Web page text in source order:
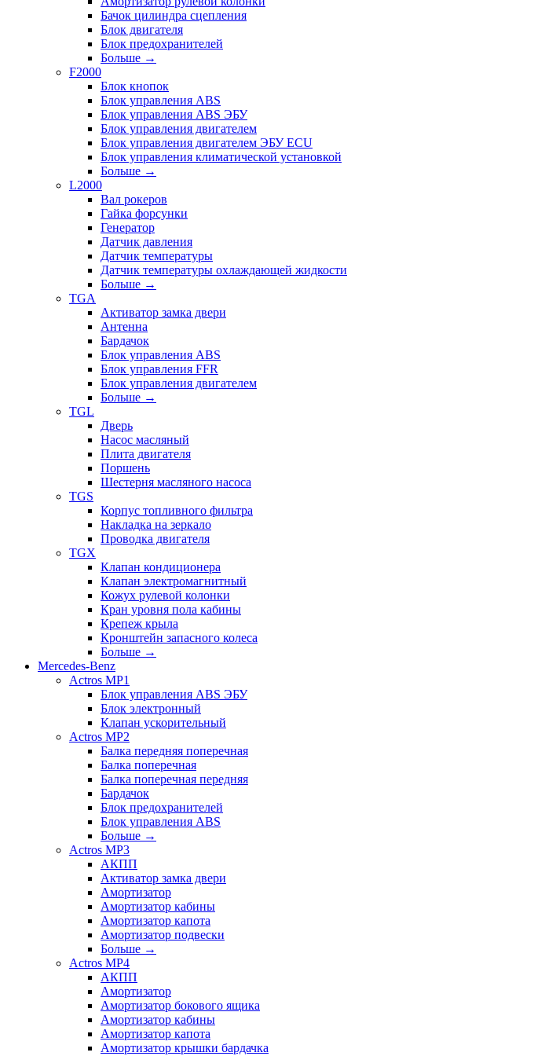
Бачок цилиндра сцепления
Блок двигателя
Блок предохранителей
Больше →
F2000
Блок кнопок
Блок управления ABS
Блок управления ABS ЭБУ
Блок управления двигателем
Блок управления двигателем ЭБУ ECU
Блок управления климатической установкой
Больше →
L2000
Вал рокеров
Гайка форсунки
Генератор
Датчик давления
Датчик температуры
Датчик температуры охлаждающей жидкости
Больше →
TGA
Активатор замка двери
Антенна
Бардачок
Блок управления ABS
Блок управления FFR
Блок управления двигателем
Больше →
TGL
Дверь
Насос масляный
Плита двигателя
Поршень
Шестерня масляного насоса
TGS
Корпус топливного фильтра
Накладка на зеркало
Проводка двигателя
TGX
Клапан кондиционера
Клапан электромагнитный
Кожух рулевой колонки
Кран уровня пола кабины
Крепеж крыла
Кронштейн запасного колеса
Больше →
Mercedes-Benz
Actros MP1
Блок управления ABS ЭБУ
Блок электронный
Клапан ускорительный
Actros MP2
Балка передняя поперечная
Балка поперечная
Балка поперечная передняя
Бардачок
Блок предохранителей
Блок управления ABS
Больше →
Actros MP3
АКПП
Активатор замка двери
Амортизатор
Амортизатор кабины
Амортизатор капота
Амортизатор подвески
Больше →
Actros MP4
АКПП
Амортизатор
Амортизатор бокового ящика
Амортизатор кабины
Амортизатор капота
Амортизатор крышки бардачка